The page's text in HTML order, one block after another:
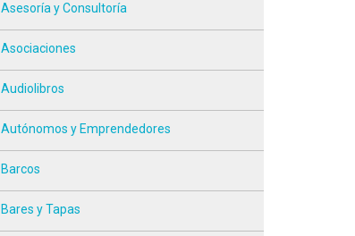
Asesoría y Consultoría
Asociaciones
Audiolibros
Autónomos y Emprendedores
Barcos
Bares y Tapas